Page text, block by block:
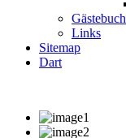
Gästebuch
Links
Sitemap
Dart